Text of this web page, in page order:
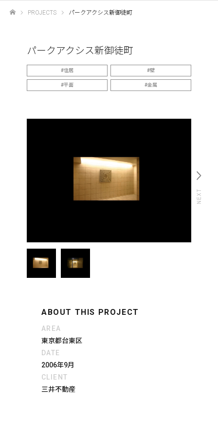
PROJECTS パークアクシス新御徒町
パークアクシス新御徒町
住居 壁
平面 金属
ABOUT THIS PROJECT
AREA
東京都台東区
DATE
2006年9月
CLIENT
三井不動産